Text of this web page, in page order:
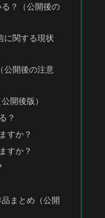
？（公開後の
に関する現状
公開後の注意
開後版）
？
すか？
すか？
まとめ（公開